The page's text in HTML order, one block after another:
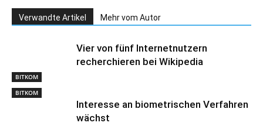
Verwandte Artikel Mehr vom Autor
BITKOM
Vier von fünf Internetnutzern
recherchieren bei Wikipedia
BITKOM
Interesse an biometrischen Verfahren
wächst